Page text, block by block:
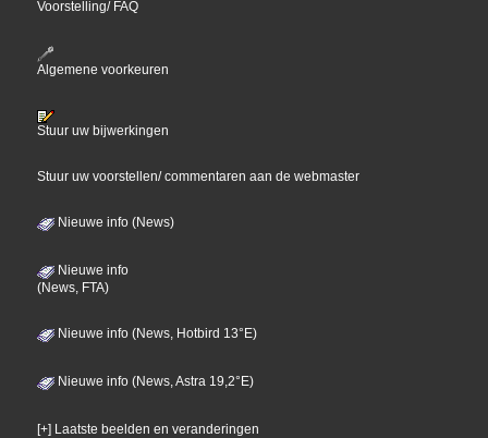
Voorstelling/ FAQ
Algemene voorkeuren
Stuur uw bijwerkingen
Stuur uw voorstellen/ commentaren aan de webmaster
Nieuwe info (News)
Nieuwe info
(News, FTA)
Nieuwe info (News, Hotbird 13°E)
Nieuwe info (News, Astra 19,2°E)
[+] Laatste beelden en veranderingen